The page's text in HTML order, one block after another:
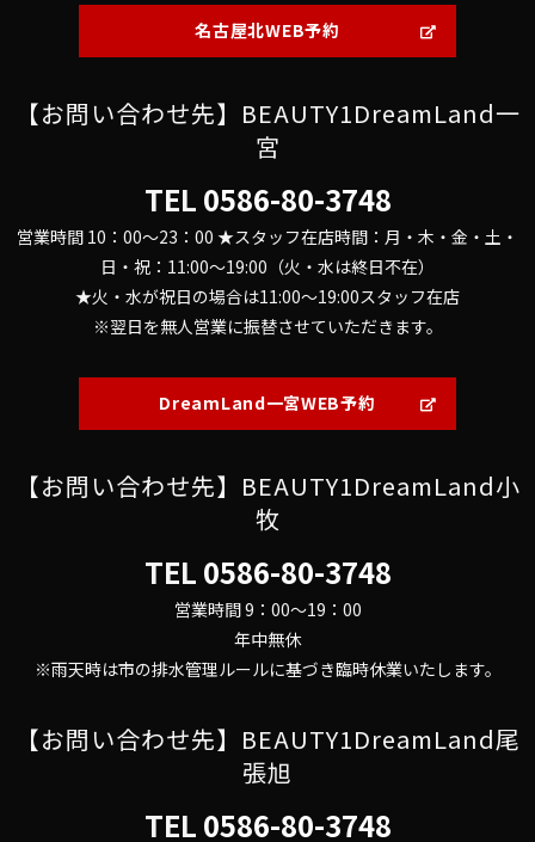
名古屋北WEB予約
【お問い合わせ先】BEAUTY1DreamLand一
宮
TEL 0586-80-3748
営業時間 10：00～23：00 ★スタッフ在店時間：月・木・金・土・
日・祝：11:00～19:00（火・水は終日不在）
★火・水が祝日の場合は11:00～19:00スタッフ在店
※翌日を無人営業に振替させていただきます。
DreamLand一宮WEB予約
【お問い合わせ先】BEAUTY1DreamLand小
牧
TEL 0586-80-3748
営業時間 9：00～19：00
年中無休
※雨天時は市の排水管理ルールに基づき臨時休業いたします。
【お問い合わせ先】BEAUTY1DreamLand尾
張旭
TEL 0586-80-3748